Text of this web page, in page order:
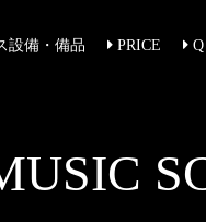
設備・備品 PRICE